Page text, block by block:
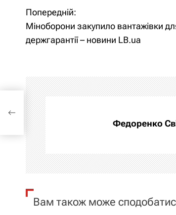
Н
а
і
г
а
ц
і
я
Попередній:
Міноборони закупило вантажівки
держгарантії – новини LB.ua
Федоренко
Вам також може